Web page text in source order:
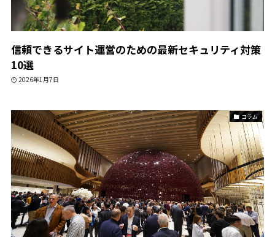
信頼できるサイト運営のための最新セキュリティ対策
10選
2026年1月7日
コラム